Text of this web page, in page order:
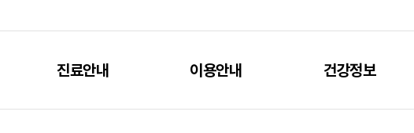
진료안내 이용안내 건강정보